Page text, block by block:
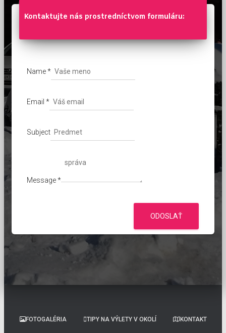
Kontaktujte nás prostredníctvom formuláru:
Name*
Email *
Subject
Message*
ODOSLAŤ
FOTOGALÉRIA TIPY NA VÝLETY V OKOLÍ KONTAKT